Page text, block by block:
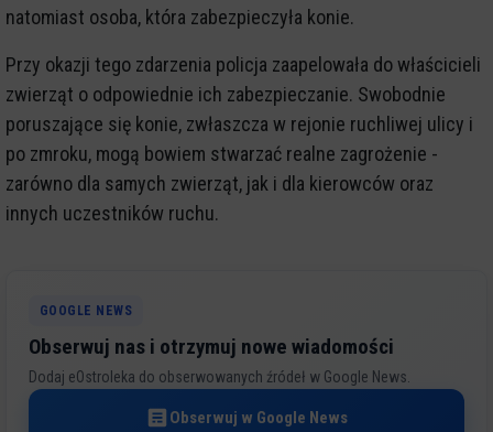
natomiast osoba, która zabezpieczyła konie.
Przy okazji tego zdarzenia policja zaapelowała do właścicieli
zwierząt o odpowiednie ich zabezpieczanie. Swobodnie
poruszające się konie, zwłaszcza w rejonie ruchliwej ulicy i
po zmroku, mogą bowiem stwarzać realne zagrożenie -
zarówno dla samych zwierząt, jak i dla kierowców oraz
innych uczestników ruchu.
GOOGLE NEWS
Obserwuj nas i otrzymuj nowe wiadomości
Dodaj eOstroleka do obserwowanych źródeł w Google News.
Obserwuj w Google News